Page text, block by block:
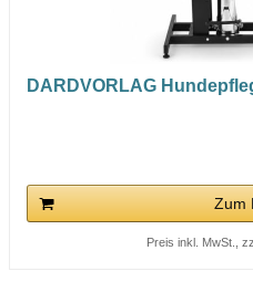
DARDVORLAG
Zum
Preis inkl. MwSt.,